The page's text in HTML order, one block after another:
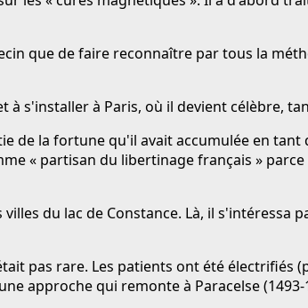
que de faire reconnaître par tous la
s'installer à Paris, où il devient célèbre,
de la fortune qu'il avait accumulée en
« partisan du libertinage français »
du lac de Constance. Là, il
pas rare. Les patients ont été
approche qui remonte à Paracelse (1493-